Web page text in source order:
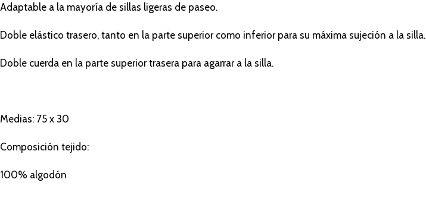
Adaptable a la mayoría de sillas ligeras de paseo.
Doble elástico trasero, tanto en la parte superior como inferior para su máxima sujeción a la silla.
Doble cuerda en la parte superior trasera para agarrar a la silla.
Medias: 75 x 30
Composición tejido:
100% algodón